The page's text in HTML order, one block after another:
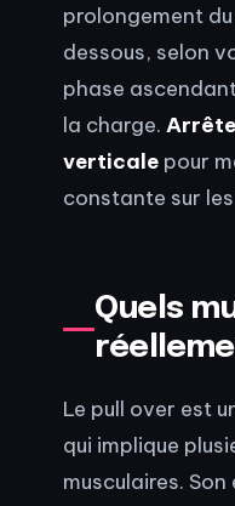
prolongement
dessous, selon
phase
la charge.
verticale pour
constante sur
Quels
Le pull over est
qui implique
musculaires.